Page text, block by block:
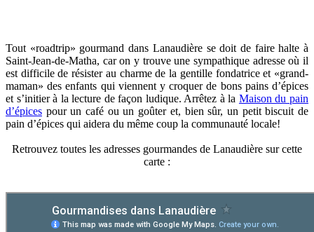
Tout «roadtrip» gourmand dans Lanaudière se doit de faire halte à
Saint-Jean-de-Matha, car on y trouve une sympathique adresse où il
est difficile de résister au charme de la gentille fondatrice et «grand-
maman» des enfants qui viennent y croquer de bons pains d’épices
et s’initier à la lecture de façon ludique. Arrêtez à la Maison du pain
d’épices pour un café ou un goûter et, bien sûr, un petit biscuit de
pain d’épices qui aidera du même coup la communauté locale!
Retrouvez toutes les adresses gourmandes de Lanaudière sur cette
carte :